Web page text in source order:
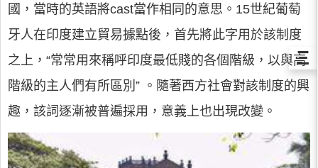
國，當時的英語將cast當作相同的意思。15世紀葡萄
牙人在印度建立貿易據點後，首先將此字用於該制度
之上，“常常用來稱呼印度最低賤的各個階級，以與高
階級的主人們有所區別” 。隨著西方社會對該制度的興
趣，該詞逐漸被普遍採用，意義上也出現改變。
Ξ